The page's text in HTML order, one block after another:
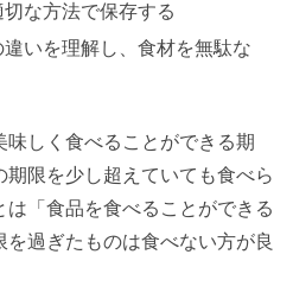
な方法で保存する
いを理解し、食材を無駄な
しく食べることができる期
期限を少し超えていても食べら
「食品を食べることができる
過ぎたものは食べない方が良